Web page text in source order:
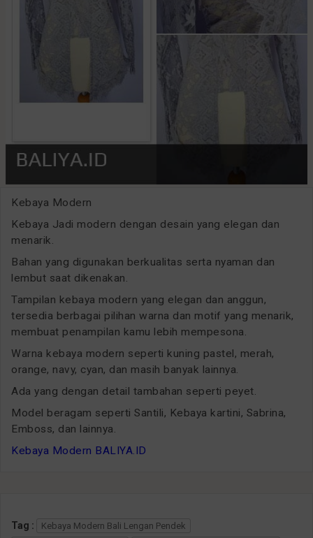
Kebaya Modern
Kebaya Jadi modern dengan desain yang elegan dan
menarik.
Bahan yang digunakan berkualitas serta nyaman dan
lembut saat dikenakan.
Tampilan kebaya modern yang elegan dan anggun,
tersedia berbagai pilihan warna dan motif yang menarik,
membuat penampilan kamu lebih mempesona.
Warna kebaya modern seperti kuning pastel, merah,
orange, navy, cyan, dan masih banyak lainnya.
Ada yang dengan detail tambahan seperti peyet.
Model beragam seperti Santili, Kebaya kartini, Sabrina,
Emboss, dan lainnya.
Kebaya Modern BALIYA.ID
Tag :
Kebaya Modern Bali Lengan Pendek